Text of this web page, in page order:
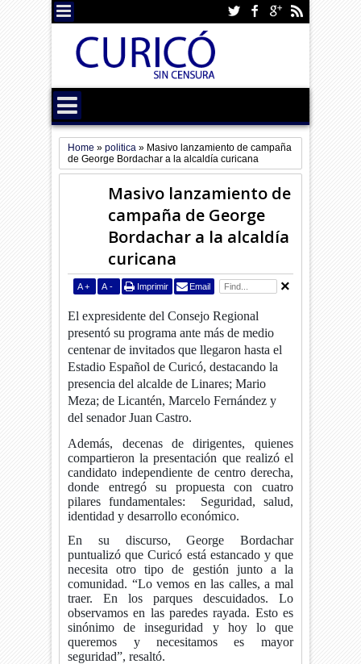
Home »politica » Masivo lanzamiento de campaña
de George Bordachar a la alcaldía curicana
Masivo lanzamiento de
campaña de George
Bordachar a la alcaldía
curicana
A + A - Imprimir Email
El expresidente del Consejo Regional
presentó su programa ante más de medio
centenar de invitados que llegaron hasta el
Estadio Español de Curicó, destacando la
presencia del alcalde de Linares; Mario
Meza; de Licantén, Marcelo Fernández y
del senador Juan Castro.
Además, decenas de dirigentes, quienes
compartieron la presentación que realizó el
candidato independiente de centro derecha,
donde entregó su propuesta con cuatro
pilares fundamentales: Seguridad, salud,
identidad y desarrollo económico.
En su discurso, George Bordachar
puntualizó que Curicó está estancado y que
necesita otro tipo de gestión junto a la
comunidad. “Lo vemos en las calles, a mal
traer. En los parques descuidados. Lo
observamos en las paredes rayada. Esto es
sinónimo de inseguridad y hoy lo que
queremos y necesitamos es mayor
seguridad”, resaltó.